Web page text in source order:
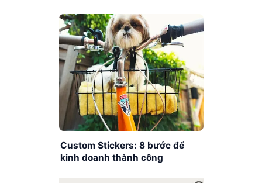
Custom Stickers: 8 bước để
kinh doanh thành công